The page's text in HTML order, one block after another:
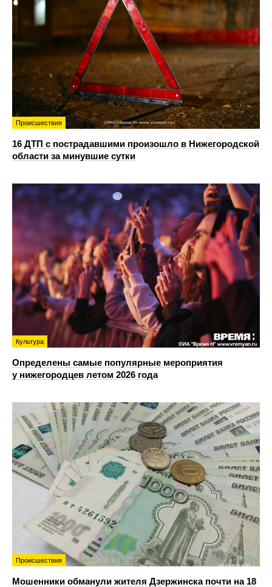
Происшествия
16 ДТП с пострадавшими произошло в Нижегородской
области за минувшие сутки
Культура
Определены самые популярные мероприятия
у нижегородцев летом 2026 года
Происшествия
Мошенники обманули жителя Дзержинска почти на 18